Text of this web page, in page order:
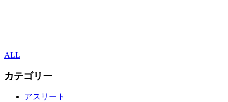
ALL
カテゴリー
アスリート